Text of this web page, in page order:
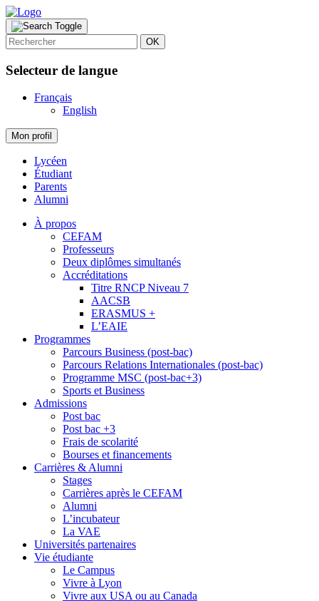
OK
Selecteur de langue
Français
English
Mon profil
Lycéen
Étudiant
Parents
Alumni
À propos
CEFAM
Professeurs
Deux diplômes simultanés
Accréditations
Titre RNCP Niveau 7
AACSB
ERASMUS +
L’EAIE
Programmes
Parcours Business (post-bac)
Parcours Relations Internationales (post-bac)
Programme MSC (post-bac+3)
Sports et Business
Admissions
Post bac
Post bac +3
Frais de scolarité
Bourses et financements
Carrières & Alumni
Stages
Carrières après le CEFAM
Alumni
L’incubateur
La VAE
Universités partenaires
Vie étudiante
Le Campus
Vivre à Lyon
Vivre aux USA ou au Canada